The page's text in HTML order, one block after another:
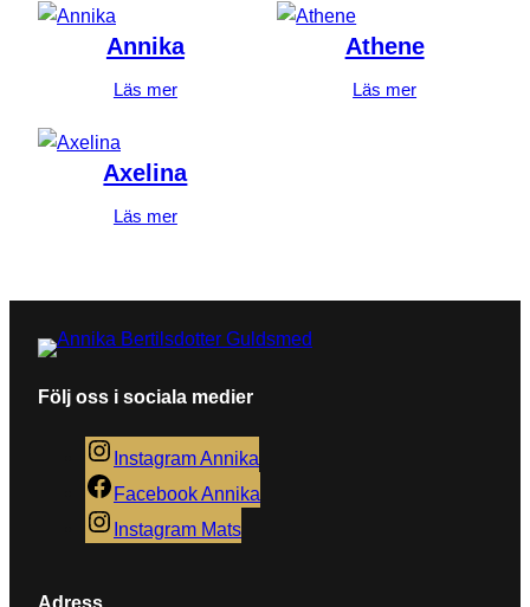
Ditt betyg
E-post*
Denna webbplats använder Akismet för att minska
skräppost.
Lär dig om hur din kommentarsdata
bearbetas.
Annika
Läs mer
Athene
Läs mer
Axelina
Läs mer
Följ oss i sociala medier
Instagram Annika
Facebook Annika
Instagram Mats
Adress